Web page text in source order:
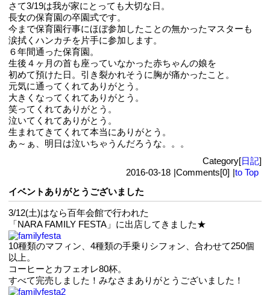
さて3/19は我が家にとっても大切な日。
長女の保育園の卒園式です。
今まで保育園行事にほぼ参加したことの無かったマスターも
涙拭くハンカチを片手に参加します。
６年間通った保育園。
生後４ヶ月の首も座っていなかった赤ちゃんの娘を
初めて預けた日。引き裂かれそうに胸が痛かったこと。
元気に通ってくれてありがとう。
大きくなってくれてありがとう。
笑ってくれてありがとう。
泣いてくれてありがとう。
生まれてきてくれて本当にありがとう。
あ～ぁ、明日は泣いちゃうんだろうな。。。
Category[日記]
2016-03-18 |Comments[0] |to Top
イベントありがとうございました
3/12(土)はなら百年会館で行われた
「NARA FAMILY FESTA」に出店してきました★
10種類のマフィン、4種類の手乗りシフォン、合わせて250個
以上。
コーヒーとカフェオレ80杯。
すべて完売しました！みなさまありがとうございました！